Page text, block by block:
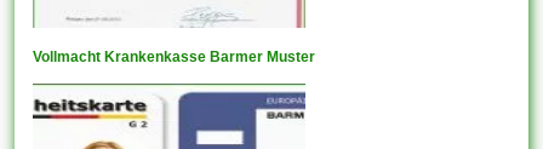
Vollmacht Krankenkasse Barmer Muster